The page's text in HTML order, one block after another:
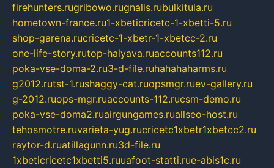
firehunters.rugribowo.rugnalis.rubulkitula.ru
hometown-france.ru1-xbeticricetc-1-xbetti-5.ru
shop-garena.rucricetc-1-xbetr-1-xbetcc-2.ru
one-life-story.rutop-halyava.ruaccounts112.ru
poka-vse-doma-2.ru3-d-file.ruhahahaharms.ru
g2012.rutst-1.rushaggy-cat.ruopsmgr.ruev-gallery.ru
g-2012.ruops-mgr.ruaccounts-112.rucsm-demo.ru
poka-vse-doma2.ruairgungames.ruallseo-host.ru
tehosmotre.ruvarieta-yug.rucricetc1xbetr1xbetcc2.ru
raytor-d.ruatillagunn.ru3d-file.ru
1xbeticricetc1xbetti5.ruuafoot-statti.rue-abis1c.ru